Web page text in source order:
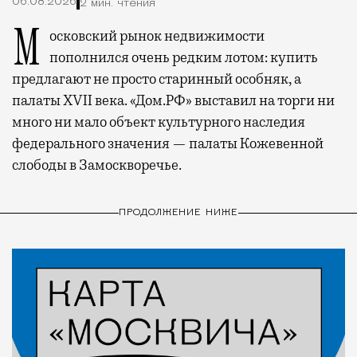
2 мин. чтения
Московский рынок недвижимости пополнился очень редким лотом: купить
предлагают не просто старинный особняк, а
палаты XVII века. «Дом.РФ» выставил на торги ни
много ни мало объект культурного наследия
федерального значения — палаты Кожевенной
слободы в Замоскворечье.
ПРОДОЛЖЕНИЕ НИЖЕ